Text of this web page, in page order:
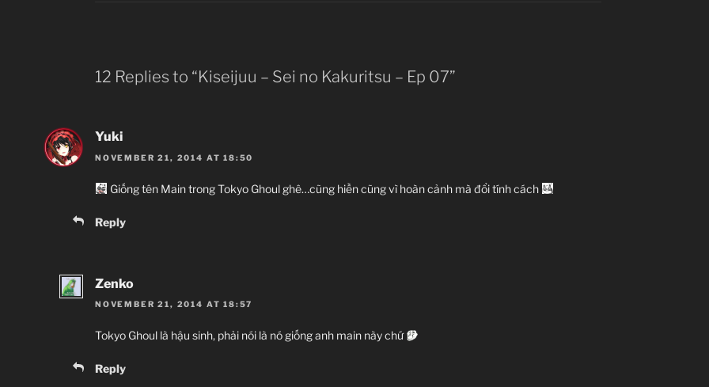
Madhouse
12 Replies to “Kiseijuu – Sei no Kakuritsu – Ep 07”
Yuki
NOVEMBER 21, 2014 AT 18:50
Giống tên Main trong Tokyo Ghoul ghê…cũng hiền cũng vì hoàn cảnh mà đổi tính cách
Reply
Zenko
NOVEMBER 21, 2014 AT 18:57
Tokyo Ghoul là hậu sinh, phải nói là nó giống anh main này chứ
Reply